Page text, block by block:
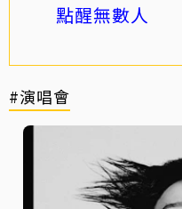
點醒無數人
#演唱會